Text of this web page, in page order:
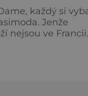
každý si
Jenže
nejsou ve Francii
katedrálou,